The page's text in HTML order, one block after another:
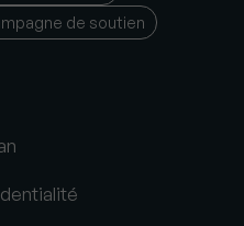
de soutien